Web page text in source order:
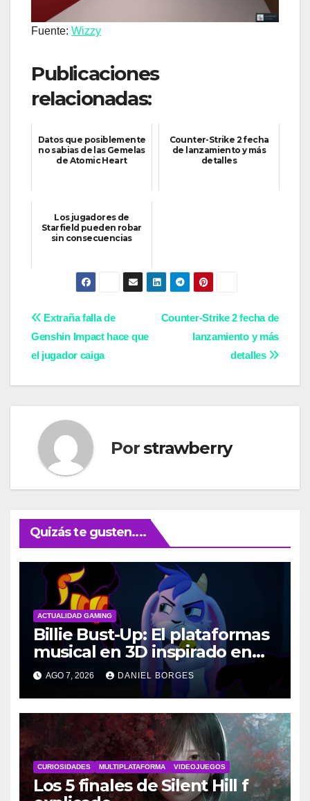
Fuente: Wizzy
Publicaciones
relacionadas:
Datos que posiblemente
no sabias de las Gemelas
de Atomic Heart
Counter-Strike 2 fecha
de lanzamiento y más
detalles
Los jugadores de
Starfield pueden robar
sin consecuencias
Navegación
de
entradas
Counter-Strike 2 fecha de
lanzamiento y más
detalles
Extraña falla de
Genshin Impact hace que
el jugador caiga
Porstrawberry
Quizás te gusten....
ACTUALIDAD GAMING
Billie Bust-Up: El plataformas
musical en 3D inspirado en
Disney
AGO 7, 2026 DANIEL BORGES
CURIOSIDADES MULTIPLATAFORMA VIDEOJUEGOS
Los 5 finales de Silent Hill f